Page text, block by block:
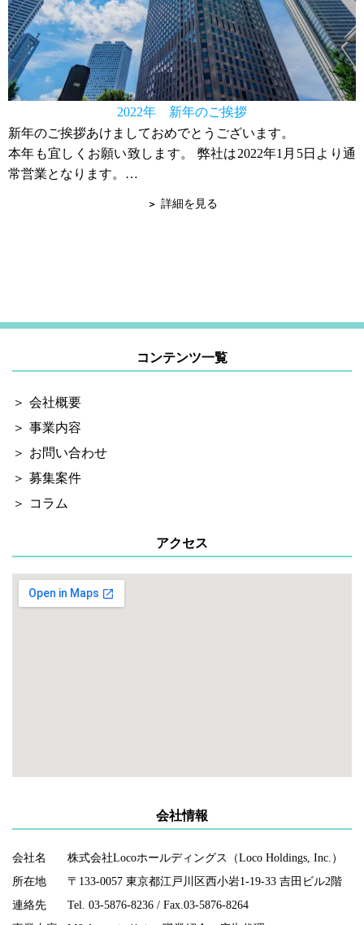
2022年 新年のご挨拶
新年のご挨拶あけましておめでとうございます。
本年も宜しくお願い致します。 弊社は2022年1月5日より通
常営業となります。
詳細を見る
コンテンツ一覧
会社概要
事業内容
お問い合わせ
募集案件
コラム
アクセス
会社情報
会社名
株式会社Locoホールディングス（Loco Holdings, Inc.）
所在地
〒133-0057 東京都江戸川区西小岩1-19-33 吉田ビル2階
連絡先
Tel. 03-5876-8236 / Fax.03-5876-8264